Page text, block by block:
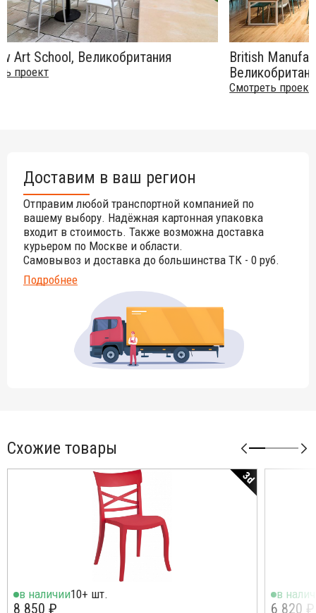
Glasgow Art School, Великобритания
Смотреть проект
British
Доставим в ваш регион
Отправим любой транспортной компанией по
вашему выбору. Надёжная картонная упаковка
входит в стоимость. Также возможна доставка
курьером по Москве и области.
Самовывоз и доставка до большинства ТК - 0 руб.
Подробнее
Схожие товары
3d
в наличии10+ шт.
8 850 ₽
в
6 820 ₽